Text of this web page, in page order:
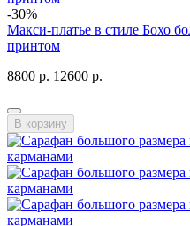
-30%
Макси-платье в стиле Бохо
принтом
8800 р. 12600 р.
В корзину